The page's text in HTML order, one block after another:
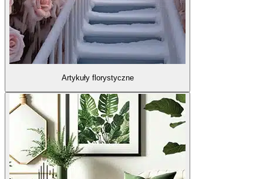
Artykuły florystyczne